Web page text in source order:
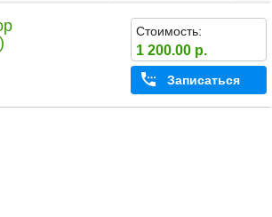
Стоимость:
1 200.00 р.
Записаться